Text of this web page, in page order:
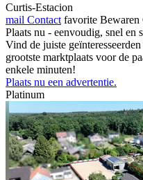
Curtis-Estacion
mail Contact favorite Bewaren
Plaats nu - eenvoudig, snel en
Vind de juiste
grootste marktplaats voor de
enkele minuten!
Plaats nu een advertentie.
Platinum